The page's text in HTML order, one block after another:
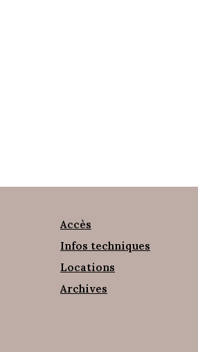
Accès
Infos techniques
Locations
Archives